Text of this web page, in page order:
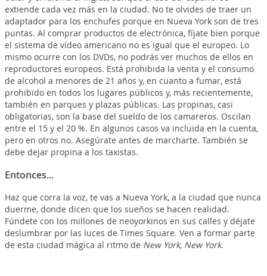
extiende cada vez más en la ciudad. No te olvides de traer un
adaptador para los enchufes porque en Nueva York son de tres
puntas. Al comprar productos de electrónica, fíjate bien porque
el sistema de vídeo americano no es igual que el europeo. Lo
mismo ocurre con los DVDs, no podrás ver muchos de ellos en
reproductores europeos. Está prohibida la venta y el consumo
de alcohol a menores de 21 años y, en cuanto a fumar, está
prohibido en todos los lugares públicos y, más recientemente,
también en parques y plazas públicas. Las propinas, casi
obligatorias, son la base del sueldo de los camareros. Oscilan
entre el 15 y el 20 %. En algunos casos va incluida en la cuenta,
pero en otros no. Asegúrate antes de marcharte. También se
debe dejar propina a los taxistas.
Entonces...
Haz que corra la voz, te vas a Nueva York, a la ciudad que nunca
duerme, donde dicen que los sueños se hacen realidad.
Fúndete con los millones de neoyorkinos en sus calles y déjate
deslumbrar por las luces de Times Square. Ven a formar parte
de esta ciudad mágica al ritmo de New York, New York.